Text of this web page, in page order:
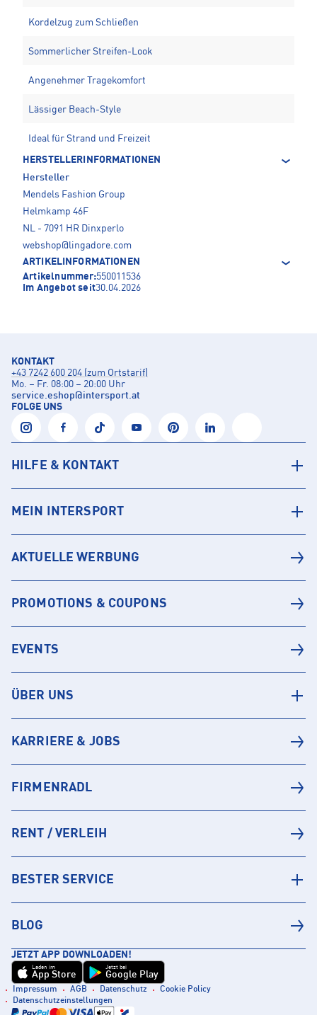
Kordelzug zum Schließen
Sommerlicher Streifen-Look
Angenehmer Tragekomfort
Lässiger Beach-Style
Ideal für Strand und Freizeit
HERSTELLERINFORMATIONEN
Hersteller
Mendels Fashion Group
Helmkamp 46F
NL - 7091 HR Dinxperlo
webshop@lingadore.com
ARTIKELINFORMATIONEN
Artikelnummer:550011536
Im Angebot seit30.04.2026
KONTAKT
+43 7242 600 204 (zum Ortstarif)
Mo. – Fr. 08:00 – 20:00 Uhr
service.eshop@intersport.at
FOLGE UNS
HILFE & KONTAKT
MEIN INTERSPORT
AKTUELLE WERBUNG
PROMOTIONS & COUPONS
EVENTS
ÜBER UNS
KARRIERE & JOBS
FIRMENRADL
RENT / VERLEIH
BESTER SERVICE
BLOG
JETZT APP DOWNLOADEN!
Laden im
App Store
Jetzt bei
Google Play
Impressum AGB Datenschutz
Cookie Policy
Datenschutzeinstellungen